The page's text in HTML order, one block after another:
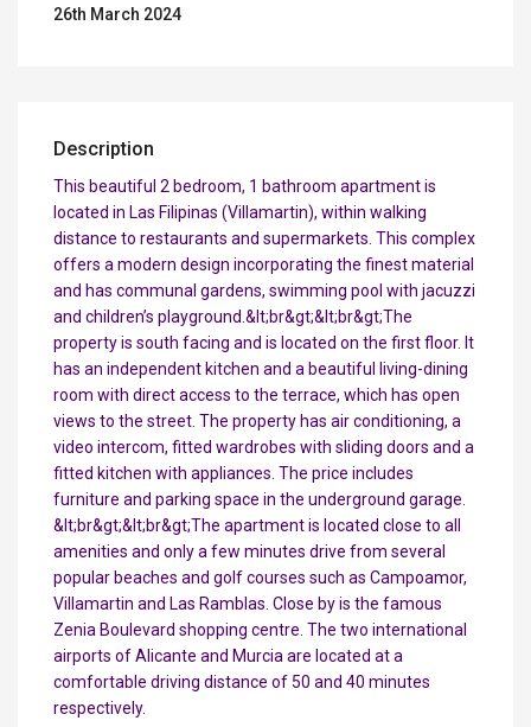
26th March 2024
Description
This beautiful 2 bedroom, 1 bathroom apartment is
located in Las Filipinas (Villamartin), within walking
distance to restaurants and supermarkets. This complex
offers a modern design incorporating the finest material
and has communal gardens, swimming pool with jacuzzi
and children’s playground.&lt;br&gt;&lt;br&gt;The
property is south facing and is located on the first floor. It
has an independent kitchen and a beautiful living-dining
room with direct access to the terrace, which has open
views to the street. The property has air conditioning, a
video intercom, fitted wardrobes with sliding doors and a
fitted kitchen with appliances. The price includes
furniture and parking space in the underground garage.
&lt;br&gt;&lt;br&gt;The apartment is located close to all
amenities and only a few minutes drive from several
popular beaches and golf courses such as Campoamor,
Villamartin and Las Ramblas. Close by is the famous
Zenia Boulevard shopping centre. The two international
airports of Alicante and Murcia are located at a
comfortable driving distance of 50 and 40 minutes
respectively.